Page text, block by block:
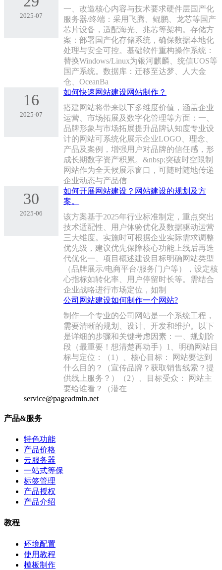
一、改造核心内容与技术要求硬件层国产化
服务器/终端：采用飞腾、鲲鹏、龙芯等国产
芯片设备，适配海光、兆芯等架构。存储方
案：部署国产化存储系统，确保数据本地化
处理与安全可控。基础软件重构操作系统：
替换Windows/Linux为银河麒麟、统信UOS等
国产系统。数据库：迁移至达梦、人大金
仓、OceanBa
2025-07
如何快速网站建设网站制作？
搭建网站将带来以下多维度价值，涵盖企业
运营、市场拓展及数字化管理等方面：一、
品牌形象与市场拓展‌提升品牌认知度‌专业设
计的网站可系统化展示企业LOGO、理念、
产品及案例，增强用户对品牌的信任感，形
成长期数字资产积累‌。&nbsp;‌突破时空限制‌
网站作为全天候展示窗口，可随时随地传递
企业动态与产品信
16
2025-07
如何开展网站建设？网站建设的规划及方
案。
该方案基于2025年行业标准制定，重点突出
技术适配性、用户体验优化及数据驱动运营
三大维度。实施时可根据企业实际需求调整
优先级，建议优先保障核心功能上线后再迭
代优化一、项目概述建设目标明确网站类型
（品牌展示/电商平台/服务门户等），设定核
心指标如转化率、用户停留时长等。需结合
企业战略进行市场定位，如制
30
2025-06
公司网站建设如何制作一个网站?
制作一个专业的公司网站是一个系统工程，
需要清晰的规划、设计、开发和维护。以下
是详细的步骤和关键考虑因素：一、规划阶
段（最重要！想清楚再动手）1、‌明确网站目
标与定位：‌（1）、‌核心目标：‌ 网站要达到
什么目的？（宣传品牌？获取销售线索？提
供线上服务？）（2）、‌目标受众：‌ 网站主
要给谁看？（潜在
service@pageadmin.net
产品&服务
特色功能
产品价格
云服务器
一站式等保
标签管理
产品授权
产品介绍
教程
环境配置
使用教程
模板制作